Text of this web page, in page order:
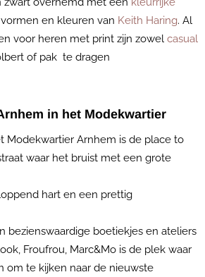
en kleuren van Keith Haring. Al
voor heren met print zijn zowel casual
of pak te dragen
in het Modekwartier
Modekwartier Arnhem is de place to
waar het bruist met een grote
hart en een prettig
bezienswaardige boetiekjes en ateliers
Froufrou, Marc&Mo is de plek waar
om te kijken naar de nieuwste